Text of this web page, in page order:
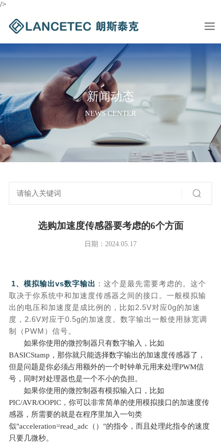
/>
新闻动态
NEWS CENTER
选购加速度传感器要考虑的6个方面
日期：2024.05.17
1、模拟输出vs数字输出 ：这个是最先需要考虑的。这个
取决于你系统中和加速度传感器之间的接口。一般模拟输
出的电压和加速度是成比例的，比如2.5V对应0g的加速
度，2.6V对应于0.5g的加速度。数字输出一般使用脉宽调
制（PWM）信号。
如果你使用的微控制器只有数字输入，比如
BASICStamp，那你就只能选择数字输出的加速度传感器了，
但是问题是你必须占用额外的一个时钟单元用来处理PWM信
号，同时对处理器也是一个不小的负担。
如果你使用的微控制器有模拟输入口，比如
PIC/AVR/OOPIC，你可以非常简单的使用模拟接口的加速度传
感器 ，所需要的就是在程序里加入一句类
似"acceleration=read_adc（）"的指令，而且处理此指令的速度
只要几微秒。